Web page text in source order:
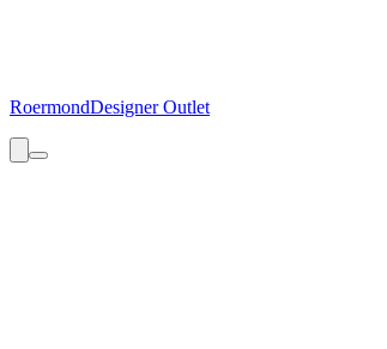
RoermondDesigner Outlet